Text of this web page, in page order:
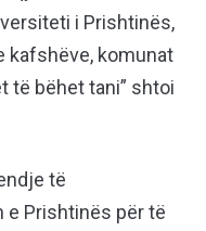
i Prishtinës,
kafshëve, komunat
të bëhet tani” shtoi
të
e Prishtinës për të